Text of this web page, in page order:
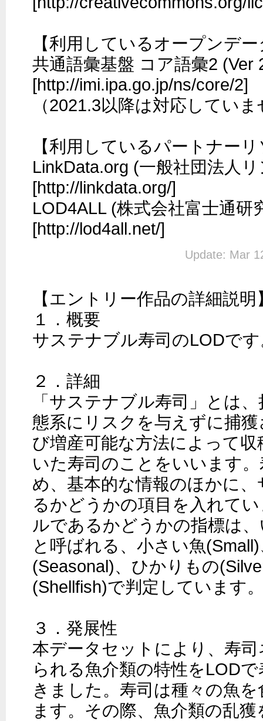
【利用しているオープンデ
共通語彙基盤 コア語彙2 (Ver
[http://imi.ipa.go.jp/ns/core/2]
（2021.3以降は対応してい
【利用しているパートナー
LinkData.org (一般社団法人
[http://linkdata.org/]
LOD4ALL (株式会社富士通研
[http://lod4all.net/]
Update: Mar
【エントリー作品の詳細説明
１．概要
サステナブル寿司のLODで
２．詳細
「サステナブル寿司」とは
態系にリスクを与えずに捕
び増産可能な方法によって
いた寿司のことをいいます
め、基本的な情報のほかに
るかどうかの項目を入れて
ルであるかどうかの指標は
と呼ばれる、小さい魚
(Seasonal)、ひかりもの
(Shellfish)で判定しています
３．発展性
本データセットにより、寿
られる魚介類の特性をLOD
きました。寿司は種々の魚
ます。その際、魚介類の乱